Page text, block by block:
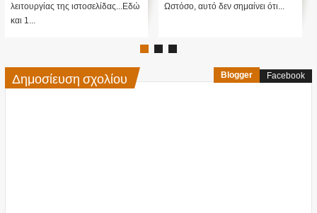
λειτουργίας της ιστοσελίδας...Εδώ
και 1...
Ωστόσο, αυτό δεν σημαίνει ότι...
Δημοσίευση σχολίου Blogger Facebook